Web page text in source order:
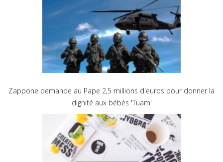
Zappone demande au Pape 2,5 millions d'euros pour donner la
dignité aux bébés 'Tuam'